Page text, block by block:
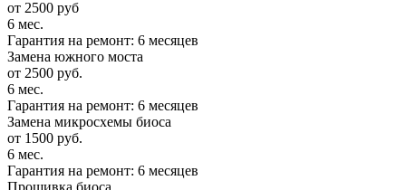
от 2500 руб
6 мес.
Гарантия на ремонт: 6 месяцев
Замена южного моста
от 2500 руб.
6 мес.
Гарантия на ремонт: 6 месяцев
Замена микросхемы биоса
от 1500 руб.
6 мес.
Гарантия на ремонт: 6 месяцев